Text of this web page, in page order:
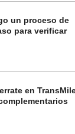
un proceso de
para verificar
en